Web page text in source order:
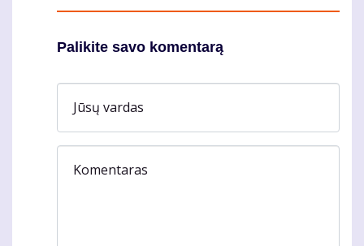
Palikite savo komentarą
Jūsų vardas
Komentaras